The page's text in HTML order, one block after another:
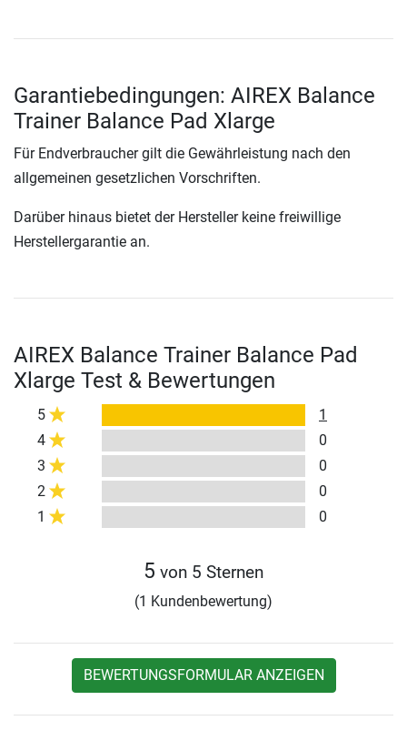
Garantiebedingungen: AIREX Balance
Trainer Balance Pad Xlarge
Für Endverbraucher gilt die Gewährleistung nach den
allgemeinen gesetzlichen Vorschriften.
Darüber hinaus bietet der Hersteller keine freiwillige
Herstellergarantie an.
AIREX Balance Trainer Balance Pad
Xlarge Test & Bewertungen
5
1
4
0
3
0
2
0
1
0
5 von 5 Sternen
(1 Kundenbewertung)
BEWERTUNGSFORMULAR ANZEIGEN